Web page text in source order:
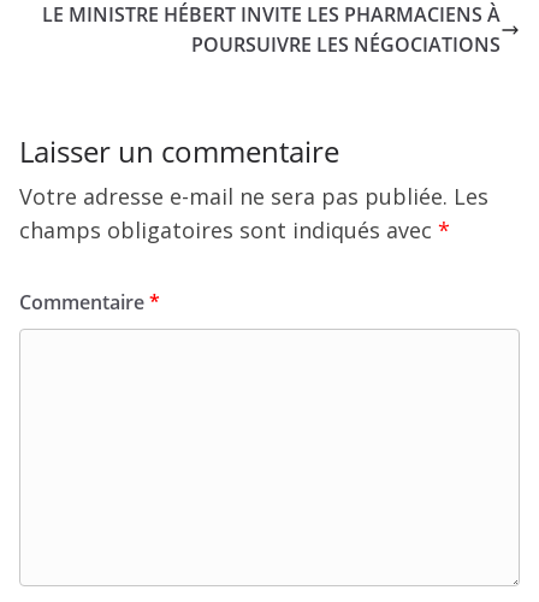
LE MINISTRE HÉBERT INVITE LES PHARMACIENS À
POURSUIVRE LES NÉGOCIATIONS
Laisser un commentaire
Votre adresse e-mail ne sera pas publiée. Les
champs obligatoires sont indiqués avec *
Commentaire*